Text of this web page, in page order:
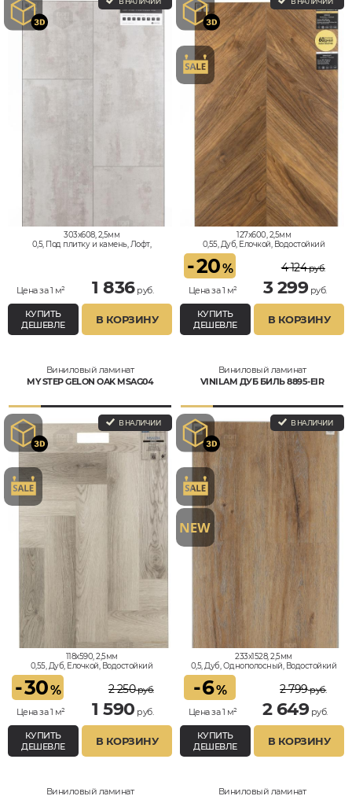
303x608, 2,5мм
0,5, Под плитку и камень, Лофт,
Цена за 1 м² 1 836руб.
КУПИТЬ
ДЕШЕВЛЕ
В КОРЗИНУ
127x600, 2,5мм
0,55, Дуб, Елочкой, Водостойкий
-20%
Цена за 1 м²
4 124руб.
3 299руб.
КУПИТЬ
ДЕШЕВЛЕ
В КОРЗИНУ
Виниловый ламинат
MY STEP GELON OAK MSAG04
В НАЛИЧИИ
118x590, 2,5мм
0,55, Дуб, Елочкой, Водостойкий
-30%
Цена за 1 м²
2 250руб.
1 590 руб.
КУПИТЬ
ДЕШЕВЛЕ
В КОРЗИНУ
Виниловый ламинат
VINILAM ДУБ БИЛЬ 8895-EIR
В НАЛИЧИИ
233x1528, 2,5мм
0,5, Дуб, Однополосный, Водостойкий
-6%
Цена за 1 м²
2 799руб.
2 649руб.
КУПИТЬ
ДЕШЕВЛЕ
В КОРЗИНУ
Виниловый ламинат
Виниловый ламинат